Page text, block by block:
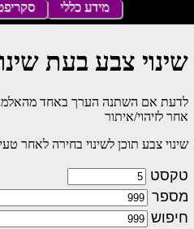
שינוי צבע בעת
לדעת אם השתנה הערך באחד
אחר לזיהוי/איתור
שינוי צבע תוכן לשינוי בחירה לאחר
טקסט
מספר
חיפוש
מידע כללי